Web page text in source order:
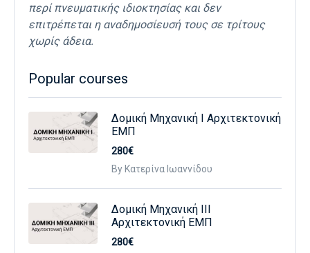
περί πνευματικής ιδιοκτησίας και δεν
επιτρέπεται η αναδημοσίευσή τους σε τρίτους
χωρίς άδεια.
Popular courses
Δομική Μηχανική Ι Αρχιτεκτονική
ΕΜΠ
280€
By Κατερίνα Ιωαννίδου
Δομική Μηχανική ΙΙΙ
Αρχιτεκτονική ΕΜΠ
280€